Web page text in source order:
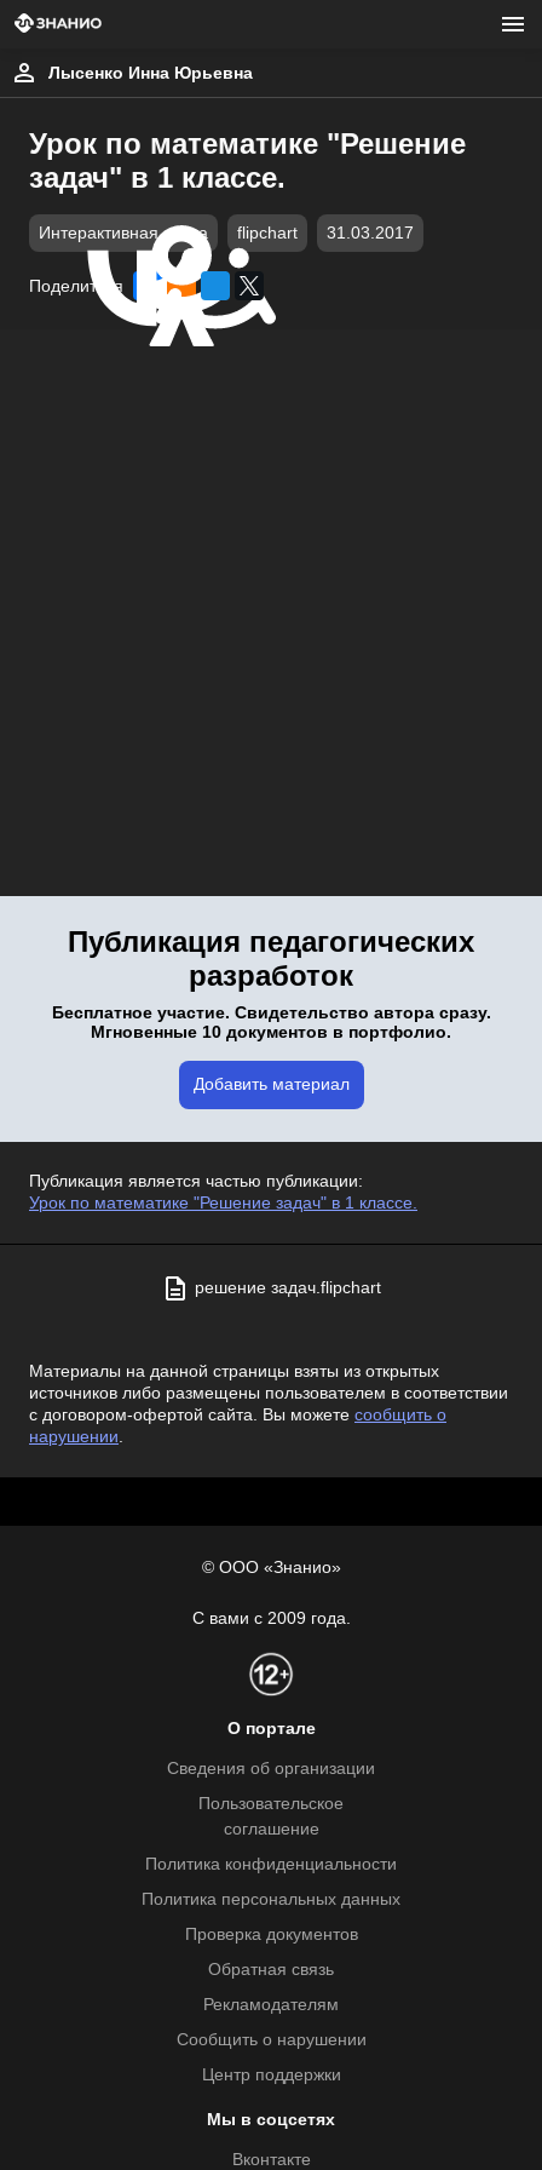
Лысенко Инна Юрьевна
Урок по математике "Решение
задач" в 1 классе.
Интерактивная доска flipchart 31.03.2017
Поделиться
Публикация педагогических
разработок
Бесплатное участие. Свидетельство автора сразу.
Мгновенные 10 документов в портфолио.
Добавить материал
Публикация является частью публикации:
Урок по математике "Решение задач" в 1 классе.
решение задач.flipchart
Материалы на данной страницы взяты из открытых
источников либо размещены пользователем в соответствии
с договором-офертой сайта. Вы можете сообщить о
нарушении.
© ООО «Знанио»
С вами с 2009 года.
О портале
Сведения об организации
Пользовательское
соглашение
Политика конфиденциальности
Политика персональных данных
Проверка документов
Обратная связь
Рекламодателям
Сообщить о нарушении
Центр поддержки
Мы в соцсетях
Вконтакте